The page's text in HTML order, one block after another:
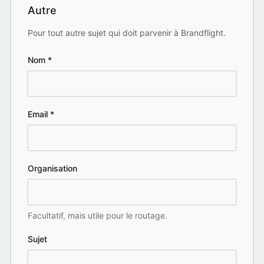
Autre
Pour tout autre sujet qui doit parvenir à Brandflight.
Nom*
Email*
Organisation
Facultatif, mais utile pour le routage.
Sujet